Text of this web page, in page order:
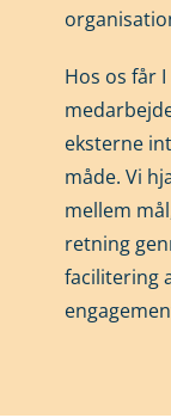
Hos os får
eksterne
måde. Vi
mellem
retning
facilitering